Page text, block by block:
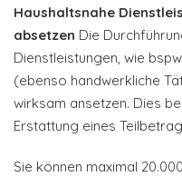
Haushaltsnahe
absetzen Die
Dienstleistungen, wie
(ebenso handwerkliche
wirksam ansetzen. Dies
Erstattung eines
Sie können maximal